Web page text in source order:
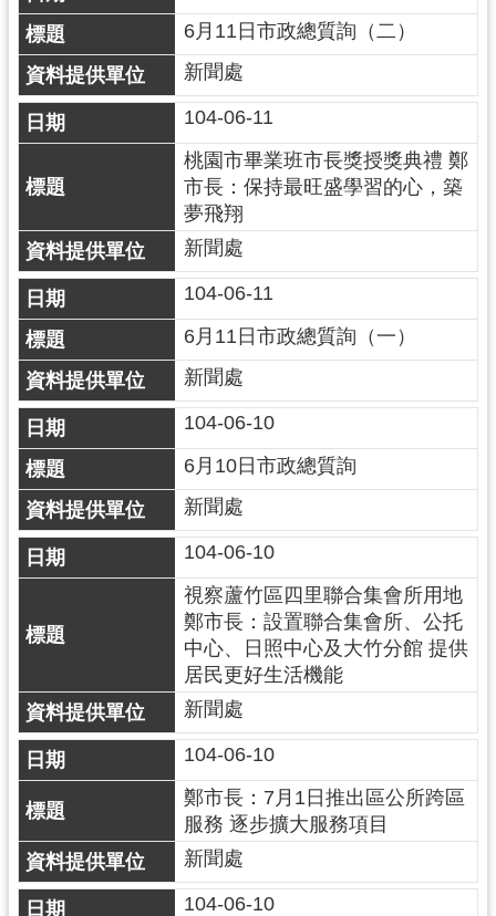
私
權
政
策
網
安
政
策
政
府
網
站
資
料
開
放
宣
告
6月11日市政總質詢（二）
新聞處
104-06-11
桃園市畢業班市長獎授獎典禮 鄭
市長：保持最旺盛學習的心，築
夢飛翔
新聞處
104-06-11
6月11日市政總質詢（一）
新聞處
104-06-10
6月10日市政總質詢
新聞處
104-06-10
視察蘆竹區四里聯合集會所用地
鄭市長：設置聯合集會所、公托
中心、日照中心及大竹分館 提供
居民更好生活機能
新聞處
104-06-10
鄭市長：7月1日推出區公所跨區
服務 逐步擴大服務項目
新聞處
104-06-10